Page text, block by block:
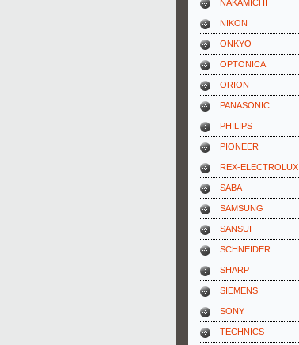
NAKAMICHI
NIKON
ONKYO
OPTONICA
ORION
PANASONIC
PHILIPS
PIONEER
REX-ELECTROLUX
SABA
SAMSUNG
SANSUI
SCHNEIDER
SHARP
SIEMENS
SONY
TECHNICS